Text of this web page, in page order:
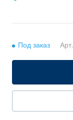
Под заказ Арт.